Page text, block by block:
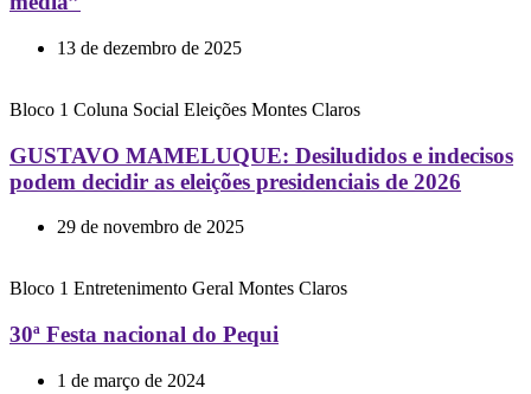
13 de dezembro de 2025
Bloco 1 Coluna Social Eleições Montes Claros
GUSTAVO MAMELUQUE: Desiludidos e indecisos
podem decidir as eleições presidenciais de 2026
29 de novembro de 2025
Bloco 1 Entretenimento Geral Montes Claros
30ª Festa nacional do Pequi
1 de março de 2024